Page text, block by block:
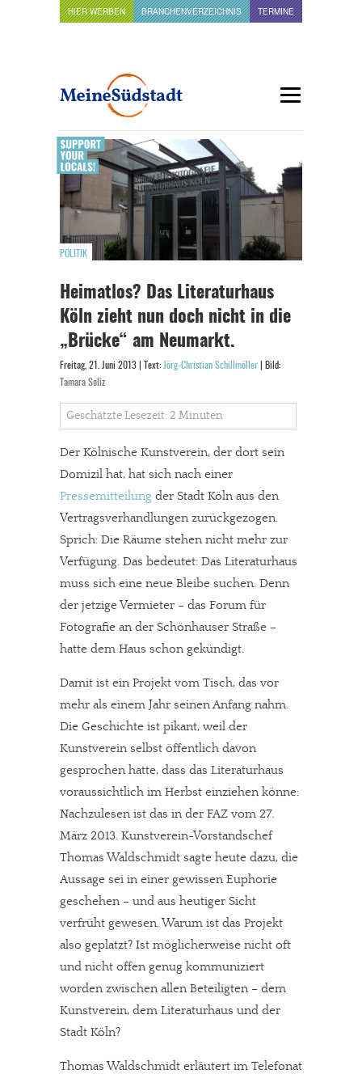
HIER WERBEN BRANCHENVERZEICHNIS TERMINE
POLITIK
Heimatlos? Das Literaturhaus
Köln zieht nun doch nicht in die
„Brücke“ am Neumarkt.
Freitag, 21. Juni 2013 | Text: Jörg-Christian Schillmöller | Bild:
Tamara Soliz
Geschätzte Lesezeit: 2 Minuten
Der Kölnische Kunstverein, der dort sein
Domizil hat, hat sich nach einer
Pressemitteilung der Stadt Köln aus den
Vertragsverhandlungen zurückgezogen.
Sprich: Die Räume stehen nicht mehr zur
Verfügung. Das bedeutet: Das Literaturhaus
muss sich eine neue Bleibe suchen. Denn
der jetzige Vermieter – das Forum für
Fotografie an der Schönhauser Straße –
hatte dem Haus schon gekündigt.
Damit ist ein Projekt vom Tisch, das vor
mehr als einem Jahr seinen Anfang nahm.
Die Geschichte ist pikant, weil der
Kunstverein selbst öffentlich davon
gesprochen hatte, dass das Literaturhaus
voraussichtlich im Herbst einziehen könne:
Nachzulesen ist das in der FAZ vom 27.
März 2013. Kunstverein-Vorstandschef
Thomas Waldschmidt sagte heute dazu, die
Aussage sei in einer gewissen Euphorie
geschehen – und aus heutiger Sicht
verfrüht gewesen. Warum ist das Projekt
also geplatzt? Ist möglicherweise nicht oft
und nicht offen genug kommuniziert
worden zwischen allen Beteiligten – dem
Kunstverein, dem Literaturhaus und der
Stadt Köln?
Thomas Waldschmidt erläutert im Telefonat